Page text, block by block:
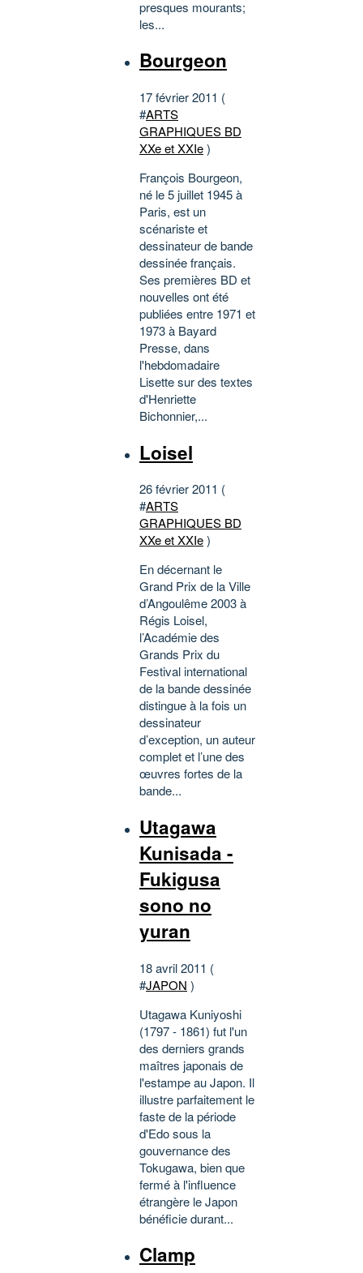
presques mourants;
les...
Bourgeon
17 février 2011 (
#ARTS
GRAPHIQUES BD
XXe et XXIe)
François Bourgeon,
né le 5 juillet 1945 à
Paris, est un
scénariste et
dessinateur de bande
dessinée français.
Ses premières BD et
nouvelles ont été
publiées entre 1971 et
1973 à Bayard
Presse, dans
l'hebdomadaire
Lisette sur des textes
d'Henriette
Bichonnier,...
Loisel
26 février 2011 (
#ARTS
GRAPHIQUES BD
XXe et XXIe)
En décernant le
Grand Prix de la Ville
d’Angoulême 2003 à
Régis Loisel,
l’Académie des
Grands Prix du
Festival international
de la bande dessinée
distingue à la fois un
dessinateur
d’exception, un auteur
complet et l’une des
œuvres fortes de la
bande...
Utagawa
Kunisada -
Fukigusa
sono no
yuran
18 avril 2011 (
#JAPON )
Utagawa Kuniyoshi
(1797 - 1861) fut l'un
des derniers grands
maîtres japonais de
l'estampe au Japon. Il
illustre parfaitement le
faste de la période
d'Edo sous la
gouvernance des
Tokugawa, bien que
fermé à l'influence
étrangère le Japon
bénéficie durant...
Clamp